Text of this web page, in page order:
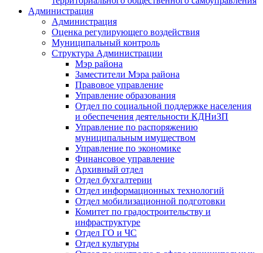
Администрация
Администрация
Оценка регулирующего воздействия
Муниципальный контроль
Структура Администрации
Мэр района
Заместители Мэра района
Правовое управление
Управление образования
Отдел по социальной поддержке населения
и обеспечения деятельности КДНиЗП
Управление по распоряжению
муниципальным имуществом
Управление по экономике
Финансовое управление
Архивный отдел
Отдел бухгалтерии
Отдел информационных технологий
Отдел мобилизационной подготовки
Комитет по градостроительству и
инфраструктуре
Отдел ГО и ЧС
Отдел культуры